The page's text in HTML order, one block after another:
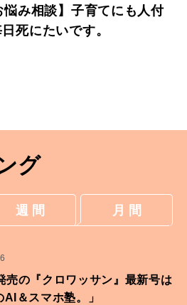
悩み相談】子育てにも人付
死にたいです。
グ
週 間 月 間
売の『クロワッサン』最新号は
AI＆スマホ塾。」